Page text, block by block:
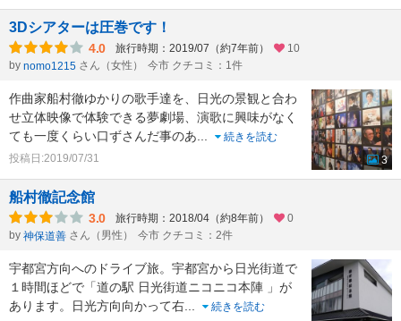
3Dシアターは圧巻です！
4.0 旅行時期：2019/07（約7年前）
10
by nomo1215 さん（女性） 今市 クチコミ：1件
作曲家船村徹ゆかりの歌手達を、日光の景観と合わ
せ立体映像で体験できる夢劇場、演歌に興味がなく
ても一度くらい口ずさんだ事のあ...
続きを読む
投稿日:2019/07/31
3
船村徹記念館
3.0 旅行時期：2018/04（約8年前）
0
by 神保道善 さん（男性） 今市 クチコミ：2件
宇都宮方向へのドライブ旅。宇都宮から日光街道で
１時間ほどで「道の駅 日光街道ニコニコ本陣 」が
あります。日光方向向かって右...
続きを読む